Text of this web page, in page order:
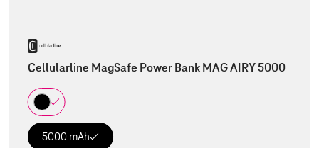
Cellularline MagSafe Power Bank MAG AIRY 5000
5000 mAh